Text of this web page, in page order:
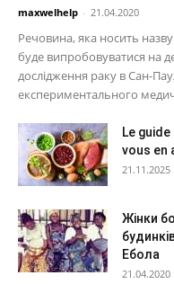
maxwelhelp - 21.04.2020
Речовина, яка носить
буде випробовуватися на
дослідження раку в Сан-
експериментального
Le
vous en
21.11.2025
Жінки
Ебола
21.04.2020